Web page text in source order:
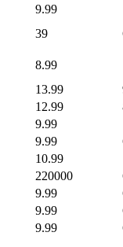
9.99
39
8.99
13.99
12.99
9.99
9.99
10.99
220000
9.99
9.99
9.99